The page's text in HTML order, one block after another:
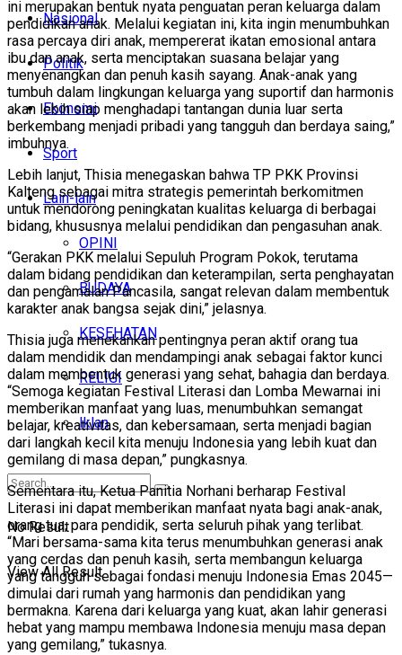
Nasional
Politik
Ekonomi
Sport
Lain-lain
OPINI
BUDAYA
KESEHATAN
RELIGI
Iklan
No Result
View All Result
ini merupakan bentuk nyata penguatan peran keluarga dalam
pendidikan anak. Melalui kegiatan ini, kita ingin menumbuhkan
rasa percaya diri anak, mempererat ikatan emosional antara
ibu dan anak, serta menciptakan suasana belajar yang
menyenangkan dan penuh kasih sayang. Anak-anak yang
tumbuh dalam lingkungan keluarga yang suportif dan harmonis
akan lebih siap menghadapi tantangan dunia luar serta
berkembang menjadi pribadi yang tangguh dan berdaya saing,”
imbuhnya.
Lebih lanjut, Thisia menegaskan bahwa TP PKK Provinsi
Kalteng sebagai mitra strategis pemerintah berkomitmen
untuk mendorong peningkatan kualitas keluarga di berbagai
bidang, khususnya melalui pendidikan dan pengasuhan anak.
“Gerakan PKK melalui Sepuluh Program Pokok, terutama
dalam bidang pendidikan dan keterampilan, serta penghayatan
dan pengamalan Pancasila, sangat relevan dalam membentuk
karakter anak bangsa sejak dini,” jelasnya.
Thisia juga menekankan pentingnya peran aktif orang tua
dalam mendidik dan mendampingi anak sebagai faktor kunci
dalam membentuk generasi yang sehat, bahagia dan berdaya.
“Semoga kegiatan Festival Literasi dan Lomba Mewarnai ini
memberikan manfaat yang luas, menumbuhkan semangat
belajar, kreativitas, dan kebersamaan, serta menjadi bagian
dari langkah kecil kita menuju Indonesia yang lebih kuat dan
gemilang di masa depan,” pungkasnya.
Sementara itu, Ketua Panitia Norhani berharap Festival
Literasi ini dapat memberikan manfaat nyata bagi anak-anak,
orang tua, para pendidik, serta seluruh pihak yang terlibat.
“Mari bersama-sama kita terus menumbuhkan generasi anak
yang cerdas dan penuh kasih, serta membangun keluarga
yang tangguh sebagai fondasi menuju Indonesia Emas 2045—
dimulai dari rumah yang harmonis dan pendidikan yang
bermakna. Karena dari keluarga yang kuat, akan lahir generasi
hebat yang mampu membawa Indonesia menuju masa depan
yang gemilang,” tukasnya.